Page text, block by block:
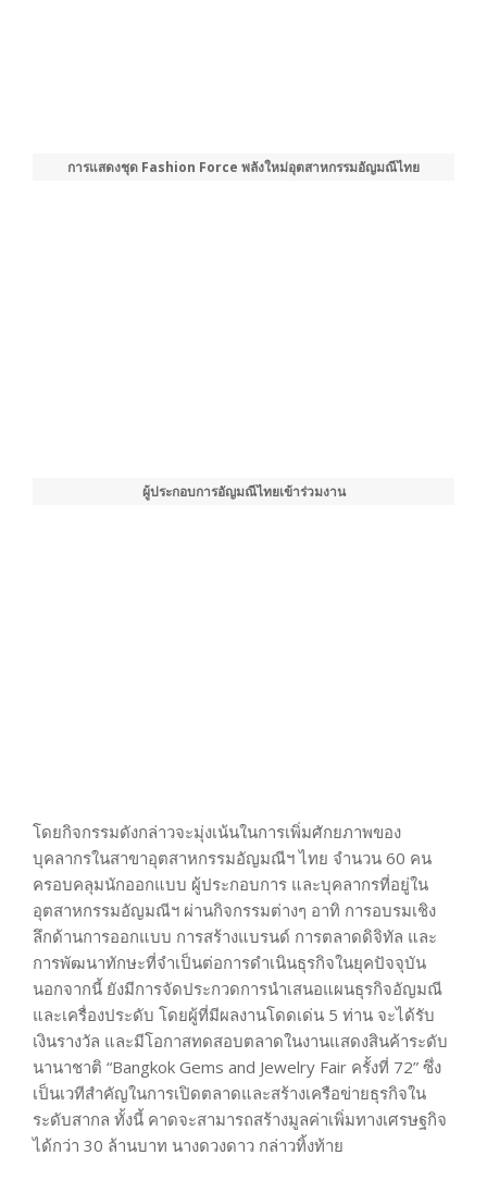
การแสดงชุด Fashion Force พลังใหม่อุตสาหกรรมอัญมณีไทย
ผู้ประกอบการอัญมณีไทยเข้าร่วมงาน
โดยกิจกรรมดังกล่าวจะมุ่งเน้นในการเพิ่มศักยภาพของ
บุคลากรในสาขาอุตสาหกรรมอัญมณีฯ ไทย จำนวน 60 คน
ครอบคลุมนักออกแบบ ผู้ประกอบการ และบุคลากรที่อยู่ใน
อุตสาหกรรมอัญมณีฯ ผ่านกิจกรรมต่างๆ อาทิ การอบรมเชิง
ลึกด้านการออกแบบ การสร้างแบรนด์ การตลาดดิจิทัล และ
การพัฒนาทักษะที่จำเป็นต่อการดำเนินธุรกิจในยุคปัจจุบัน
นอกจากนี้ ยังมีการจัดประกวดการนำเสนอแผนธุรกิจอัญมณี
และเครื่องประดับ โดยผู้ที่มีผลงานโดดเด่น 5 ท่าน จะได้รับ
เงินรางวัล และมีโอกาสทดสอบตลาดในงานแสดงสินค้าระดับ
นานาชาติ “Bangkok Gems and Jewelry Fair ครั้งที่ 72” ซึ่ง
เป็นเวทีสำคัญในการเปิดตลาดและสร้างเครือข่ายธุรกิจใน
ระดับสากล ทั้งนี้ คาดจะสามารถสร้างมูลค่าเพิ่มทางเศรษฐกิจ
ได้กว่า 30 ล้านบาท นางดวงดาว กล่าวทิ้งท้าย